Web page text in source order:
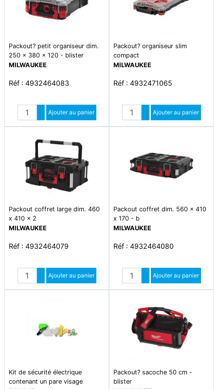
Packout? petit organiseur dim.
250 x 380 x 120 - blister
MILWAUKEE
Réf : 4932464083
Quantité
Augmenter quantité
Diminuer quantité
Ajouter au panier
Packout? organiseur slim
compact
MILWAUKEE
Réf : 4932471065
Quantité
Augmenter quantité
Diminuer quantité
Ajouter au panier
Packout coffret large dim. 460
x 410 x 2
MILWAUKEE
Réf : 4932464079
Quantité
Augmenter quantité
Diminuer quantité
Ajouter au panier
Packout coffret dim. 560 x 410
x 170 - b
MILWAUKEE
Réf : 4932464080
Quantité
Augmenter quantité
Diminuer quantité
Ajouter au panier
Kit de sécurité électrique
contenant un pare visage
Packout? sacoche 50 cm -
blister